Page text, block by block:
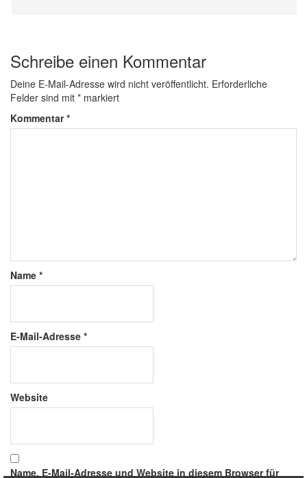
Schreibe einen Kommentar
Deine E-Mail-Adresse wird nicht veröffentlicht. Erforderliche
Felder sind mit * markiert
Kommentar*
Name *
E-Mail-Adresse *
Website
Name, E-Mail-Adresse und Website in diesem Browser für